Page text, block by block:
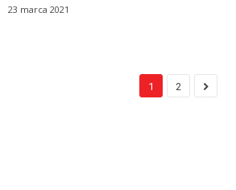
23 marca 2021
1 2